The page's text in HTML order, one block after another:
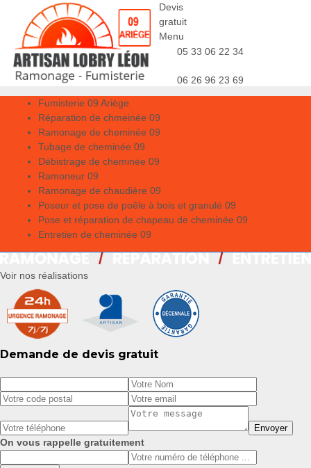
Devis
gratuit
Menu
05 33 06 22 34
06 26 96 23 69
Fumisterie 09 Ariège
Réparation de chmeinée 09
Ramonage de cheminée 09
Tubage de cheminée 09
Débistrage de cheminée 09
Ramoneur 09
Ramonage de chaudière 09
Poseur et pose de poêle à bois et granulé 09
Pose et réparation de chapeau de cheminée 09
Entretien de cheminée 09
Voir nos réalisations
Demande de devis gratuit
On vous rappelle gratuitement